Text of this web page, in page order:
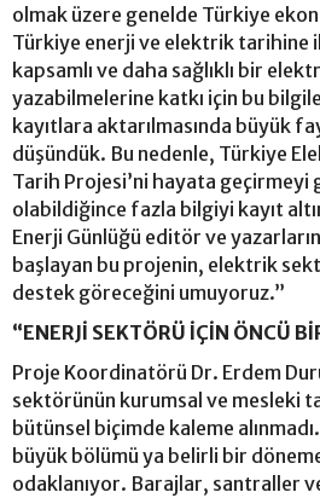
olmak üzere genelde Türkiye
Türkiye enerji ve elektrik tarihine
kapsamlı ve daha sağlıklı bir
yazabilmelerine katkı için bu
kayıtlara aktarılmasında büyük
düşündük. Bu nedenle, Türkiye
Tarih Projesi’ni hayata geçirmeyi
olabildiğince fazla bilgiyi kayıt
Enerji Günlüğü editör ve
başlayan bu projenin, elektrik
destek göreceğini umuyoruz.”
“ENERJİ SEKTÖRÜ İÇİN ÖNCÜ
Proje Koordinatörü Dr. Erdem
sektörünün kurumsal ve mesleki
bütünsel biçimde kaleme
büyük bölümü ya belirli bir
odaklanıyor. Barajlar, santraller